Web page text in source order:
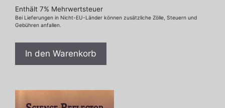
Enthält 7% Mehrwertsteuer
Bei Lieferungen in Nicht-EU-Länder können zusätzliche Zölle, Steuern und
Gebühren anfallen.
In den Warenkorb